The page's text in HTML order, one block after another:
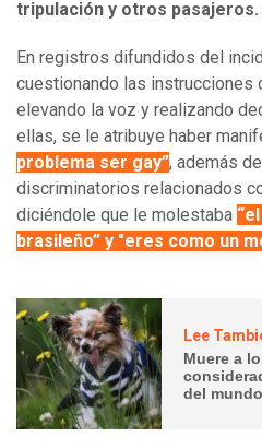
tripulación y otros pasajeros.
En registros difundidos del
cuestionando las instrucciones
elevando la voz y realizando
ellas, se le atribuye haber
problema ser gay”, además
discriminatorios relacionados
diciéndole que le molestaba
brasileño” y "eres como un
Lee
Muere a
del mundo